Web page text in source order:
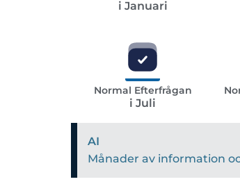
i Januari
Normal Efterfrågan
i Juli
AI
Månader av information